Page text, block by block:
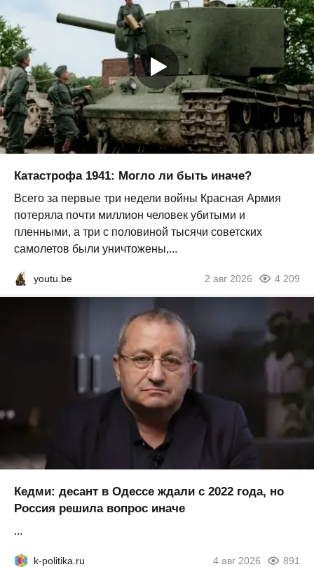
Катастрофа 1941: Могло ли быть иначе?
Всего за первые три недели войны Красная Армия
потеряла почти миллион человек убитыми и
пленными, а три с половиной тысячи советских
самолетов были уничтожены,...
youtu.be 2 авг 2026 4 209
Кедми: десант в Одессе ждали с 2022 года, но
Россия решила вопрос иначе
...
k-politika.ru 4 авг 2026 891